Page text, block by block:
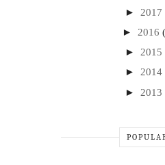
► 2017
► 2016
► 2015
► 2014
► 2013